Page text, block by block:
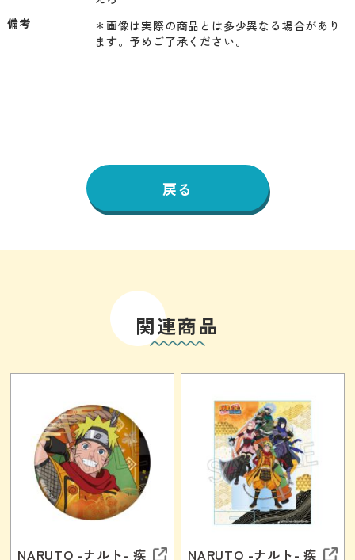
備考
＊画像は実際の商品とは多少異なる場合があり
ます。予めご了承ください。
戻る
関連商品
NARUTO -ナルト- 疾 NARUTO -ナルト- 疾